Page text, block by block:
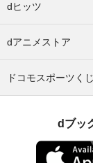
dヒッツ
dアニメストア
ドコモスポーツくじ
dブッ